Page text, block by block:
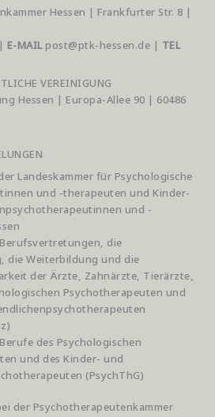
Hessen | Frankfurter Str. 8 |
E-MAILpost@ptk-hessen.de | TEL
VEREINIGUNG
Hessen | Europa-Allee 90 | 60486
Landeskammer für Psychologische
und -therapeuten und Kinder-
und -
die
die Weiterbildung und die
der Ärzte, Zahnärzte, Tierärzte,
Psychotherapeuten und
des Psychologischen
und des Kinder- und
(PsychThG)
der Psychotherapeutenkammer